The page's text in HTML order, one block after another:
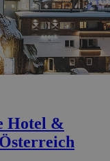
Hotel &